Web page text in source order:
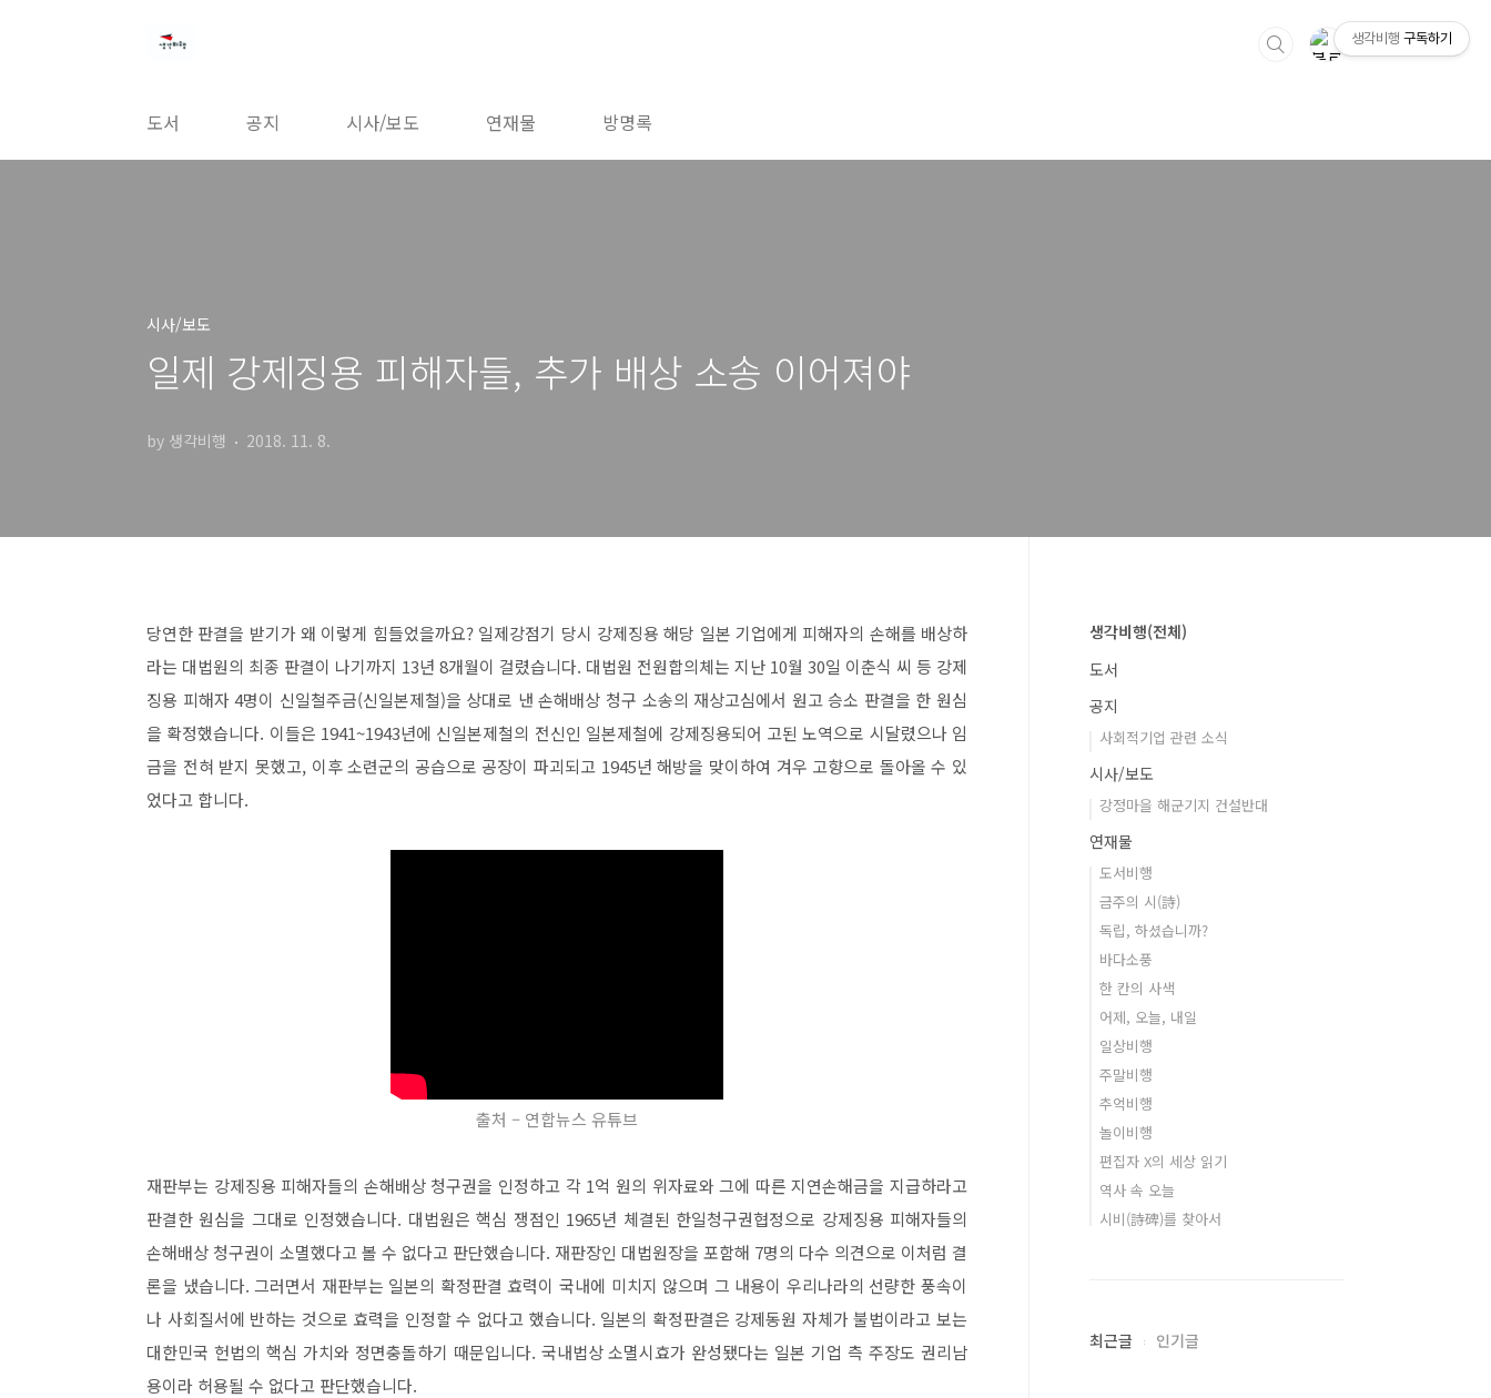
도서 공지 시사/보도 연재물 방명록
시사/보도
일제 강제징용 피해자들, 추가 배상 소송 이어져야
by 생각비행 2018. 11. 8.
당연한 판결을 받기가 왜 이렇게 힘들었을까요? 일제강점기 당시 강제징용 해당 일본 기업에게 피해자의 손해를 배상하
라는 대법원의 최종 판결이 나기까지 13년 8개월이 걸렸습니다. 대법원 전원합의체는 지난 10월 30일 이춘식 씨 등 강제
징용 피해자 4명이 신일철주금(신일본제철)을 상대로 낸 손해배상 청구 소송의 재상고심에서 원고 승소 판결을 한 원심
을 확정했습니다. 이들은 1941~1943년에 신일본제철의 전신인 일본제철에 강제징용되어 고된 노역으로 시달렸으나 임
금을 전혀 받지 못했고, 이후 소련군의 공습으로 공장이 파괴되고 1945년 해방을 맞이하여 겨우 고향으로 돌아올 수 있
었다고 합니다.
출처 – 연합뉴스 유튜브
재판부는 강제징용 피해자들의 손해배상 청구권을 인정하고 각 1억 원의 위자료와 그에 따른 지연손해금을 지급하라고
판결한 원심을 그대로 인정했습니다. 대법원은 핵심 쟁점인 1965년 체결된 한일청구권협정으로 강제징용 피해자들의
손해배상 청구권이 소멸했다고 볼 수 없다고 판단했습니다. 재판장인 대법원장을 포함해 7명의 다수 의견으로 이처럼 결
론을 냈습니다. 그러면서 재판부는 일본의 확정판결 효력이 국내에 미치지 않으며 그 내용이 우리나라의 선량한 풍속이
나 사회질서에 반하는 것으로 효력을 인정할 수 없다고 했습니다. 일본의 확정판결은 강제동원 자체가 불법이라고 보는
대한민국 헌법의 핵심 가치와 정면충돌하기 때문입니다. 국내법상 소멸시효가 완성됐다는 일본 기업 측 주장도 권리남
용이라 허용될 수 없다고 판단했습니다.
생각비행(전체)
도서
공지
사회적기업 관련 소식
시사/보도
강정마을 해군기지 건설반대
연재물
도서비행
금주의 시(詩)
독립, 하셨습니까?
바다소풍
한 칸의 사색
어제, 오늘, 내일
일상비행
주말비행
추억비행
놀이비행
편집자 X의 세상 읽기
역사 속 오늘
시비(詩碑)를 찾아서
최근글 인기글
생각비행 구독하기